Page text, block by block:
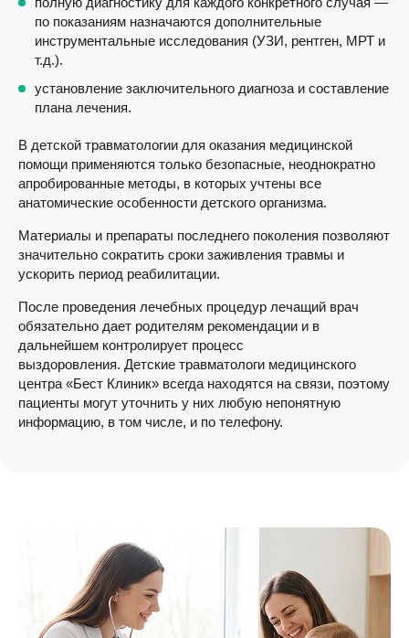
по показаниям назначаются дополнительные
инструментальные исследования (УЗИ, рентген, МРТ и
т.д.).
установление заключительного диагноза и составление
плана лечения.
В детской травматологии для оказания медицинской
помощи применяются только безопасные, неоднократно
апробированные методы, в которых учтены все
анатомические особенности детского организма.
Материалы и препараты последнего поколения позволяют
значительно сократить сроки заживления травмы и
ускорить период реабилитации.
После проведения лечебных процедур лечащий врач
обязательно дает родителям рекомендации и в
дальнейшем контролирует процесс
выздоровления. Детские травматологи медицинского
центра «Бест Клиник» всегда находятся на связи, поэтому
пациенты могут уточнить у них любую непонятную
информацию, в том числе, и по телефону.